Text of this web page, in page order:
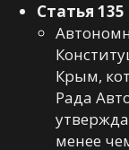
Статья 135
Крым,
Рада
менее